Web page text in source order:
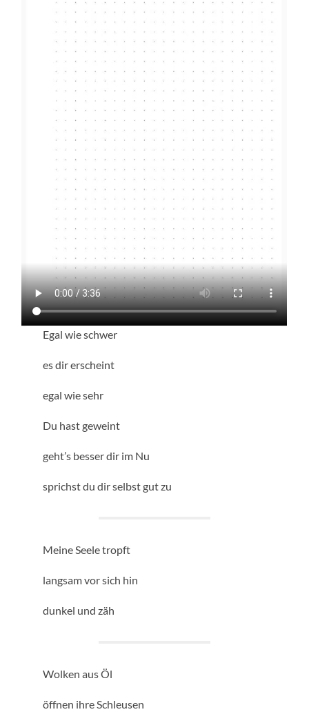
Egal wie schwer
es dir erscheint
egal wie sehr
Du hast geweint
geht’s besser dir im Nu
sprichst du dir selbst gut zu
Meine Seele tropft
langsam vor sich hin
dunkel und zäh
Wolken aus Öl
öffnen ihre Schleusen